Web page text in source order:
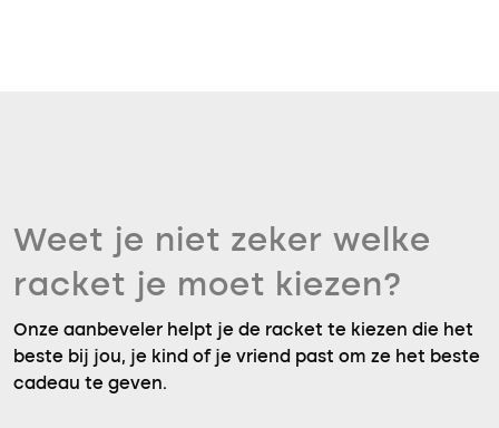
Weet je niet zeker welke
racket je moet kiezen?
Onze aanbeveler helpt je de racket te kiezen die het
beste bij jou, je kind of je vriend past om ze het beste
cadeau te geven.